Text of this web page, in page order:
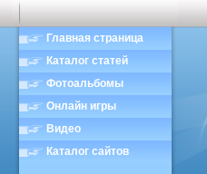
Главная страница
Каталог статей
Фотоальбомы
Онлайн игры
Видео
Каталог сайтов